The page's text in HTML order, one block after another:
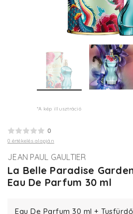
*A kép illusztráció
0
0 értékelés alapján
JEAN PAUL GAULTIER
La Belle Paradise
Eau De Parfum 30 ml
Eau De Parfum 30 ml +